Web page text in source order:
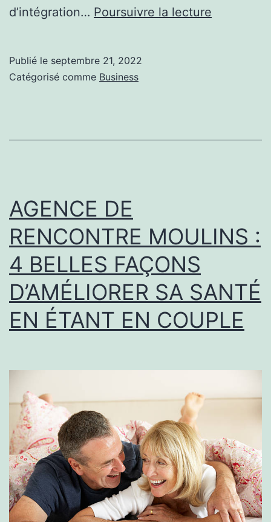
d’intégration… Poursuivre la lecture
Publié le septembre 21, 2022
Catégorisé comme Business
AGENCE DE
RENCONTRE MOULINS :
4 BELLES FAÇONS
D’AMÉLIORER SA SANTÉ
EN ÉTANT EN COUPLE